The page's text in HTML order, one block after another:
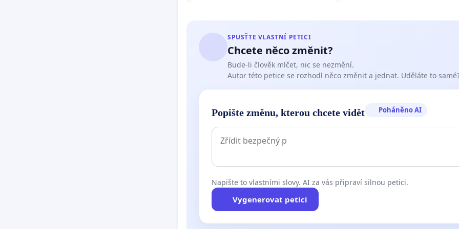
SPUSŤTE VLASTNÍ PETICI
Chcete něco změnit?
Bude-li člověk mlčet, nic se nezmění.
Autor této petice se rozhodl něco změnit a jednat. Uděláte to
Popište změnu, kterou chcete vidět Poháněno AI
Napište to vlastními slovy. AI za vás připraví silnou petici.
Vygenerovat petici